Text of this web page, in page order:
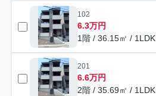
102
6.3万円
1階 / 36.15㎡ / 1LDK
201
6.6万円
2階 / 35.69㎡ / 1LDK